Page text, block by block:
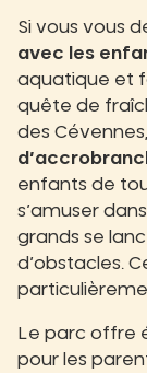
Si vous vous
avec les
aquatique et
quête de
des
enfants de
s’amuser
grands se
d’obstacles.
Le parc offre
pour les